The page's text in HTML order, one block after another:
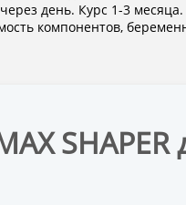
день. Курс 1-3 месяца.
компонентов,
SHAPER